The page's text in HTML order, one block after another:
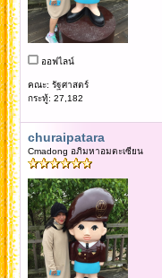
ออฟไลน์
คณะ: รัฐศาสตร์
กระทู้: 27,182
churaipatara
Cmadong อภิมหาอมตะเซียน